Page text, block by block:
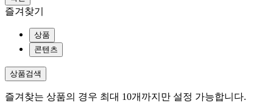
즐겨찾기
상품
콘텐츠
상품검색
즐겨찾는 상품의 경우 최대 10개까지만 설정 가능합니다.